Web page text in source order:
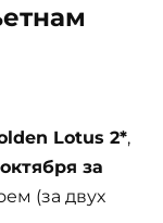
Lotus 2*,
за
(за двух